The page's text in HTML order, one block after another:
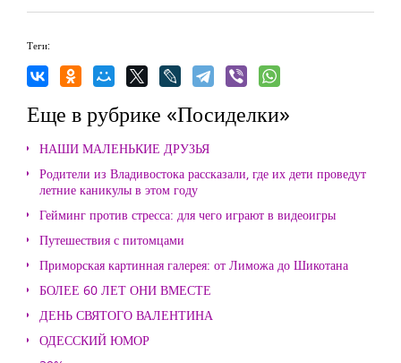
Теги:
Еще в рубрике «Посиделки»
НАШИ МАЛЕНЬКИЕ ДРУЗЬЯ
Родители из Владивостока рассказали, где их дети проведут
летние каникулы в этом году
Гейминг против стресса: для чего играют в видеоигры
Путешествия с питомцами
Приморская картинная галерея: от Лиможа до Шикотана
БОЛЕЕ 60 ЛЕТ ОНИ ВМЕСТЕ
ДЕНЬ СВЯТОГО ВАЛЕНТИНА
ОДЕССКИЙ ЮМОР